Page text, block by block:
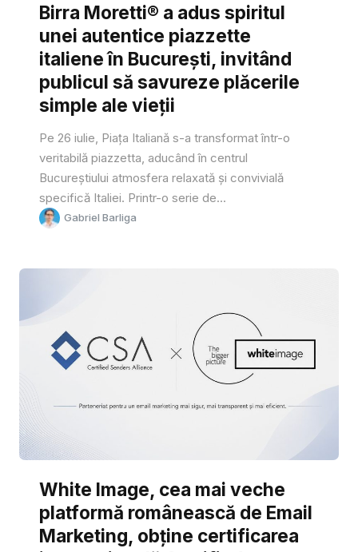
Birra Moretti® a adus spiritul
unei autentice piazzette
italiene în București, invitând
publicul să savureze plăcerile
simple ale vieții
Pe 26 iulie, Piața Italiană s-a transformat într-o
veritabilă piazzetta, aducând în centrul
Bucureștiului atmosfera relaxată și convivială
specifică Italiei. Printr-o serie de...
Gabriel Barliga
White Image, cea mai veche
platformă românească de Email
Marketing, obține certificarea